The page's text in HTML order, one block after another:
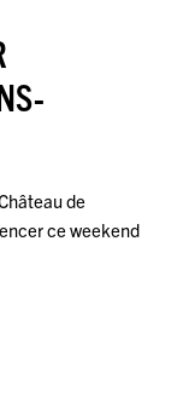
de
ce weekend